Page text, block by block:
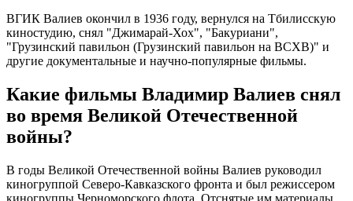
ВГИК Валиев окончил в 1936 году, вернулся на Тбилисскую
киностудию, снял "Джимарай-Хох", "Бакуриани",
"Грузинский павильон (Грузинский павильон на ВСХВ)" и
другие документальные и научно-популярные фильмы.
Какие фильмы Владимир Валиев снял
во время Великой Отечественной
войны?
В годы Великой Отечественной войны Валиев руководил
киногруппой Северо-Кавказского фронта и был режиссером
киногруппы Черноморского флота. Отснятые им материалы